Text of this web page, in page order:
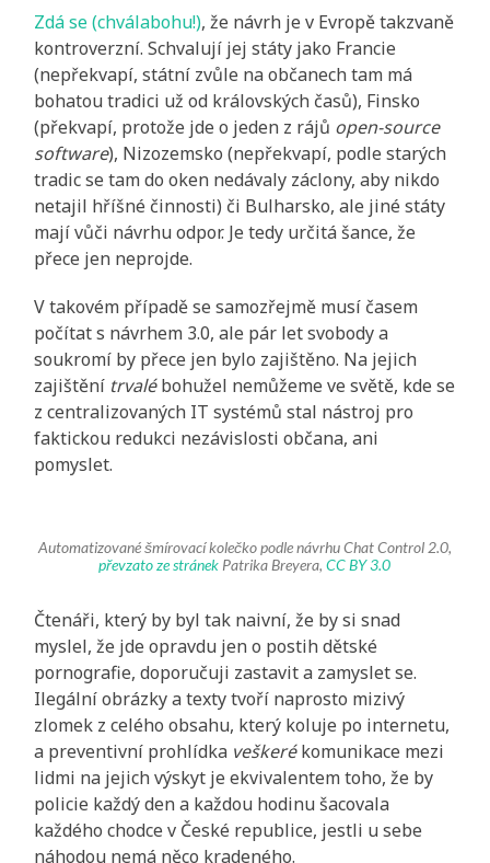
Zdá se (chválabohu!), že návrh je v Evropě takzvaně
kontroverzní. Schvalují jej státy jako Francie
(nepřekvapí, státní zvůle na občanech tam má
bohatou tradici už od královských časů), Finsko
(překvapí, protože jde o jeden z rájů open-source
software), Nizozemsko (nepřekvapí, podle starých
tradic se tam do oken nedávaly záclony, aby nikdo
netajil hříšné činnosti) či Bulharsko, ale jiné státy
mají vůči návrhu odpor. Je tedy určitá šance, že
přece jen neprojde.
V takovém případě se samozřejmě musí časem
počítat s návrhem 3.0, ale pár let svobody a
soukromí by přece jen bylo zajištěno. Na jejich
zajištění trvalébohužel nemůžeme ve světě, kde se
z centralizovaných IT systémů stal nástroj pro
faktickou redukci nezávislosti občana, ani
pomyslet.
Automatizované šmírovací kolečko podle návrhu Chat Control 2.0,
převzato ze stránek Patrika Breyera,CC BY 3.0
Čtenáři, který by byl tak naivní, že by si snad
myslel, že jde opravdu jen o postih dětské
pornografie, doporučuji zastavit a zamyslet se.
Ilegální obrázky a texty tvoří naprosto mizivý
zlomek z celého obsahu, který koluje po internetu,
a preventivní prohlídka veškerékomunikace mezi
lidmi na jejich výskyt je ekvivalentem toho, že by
policie každý den a každou hodinu šacovala
každého chodce v České republice, jestli u sebe
náhodou nemá něco kradeného.